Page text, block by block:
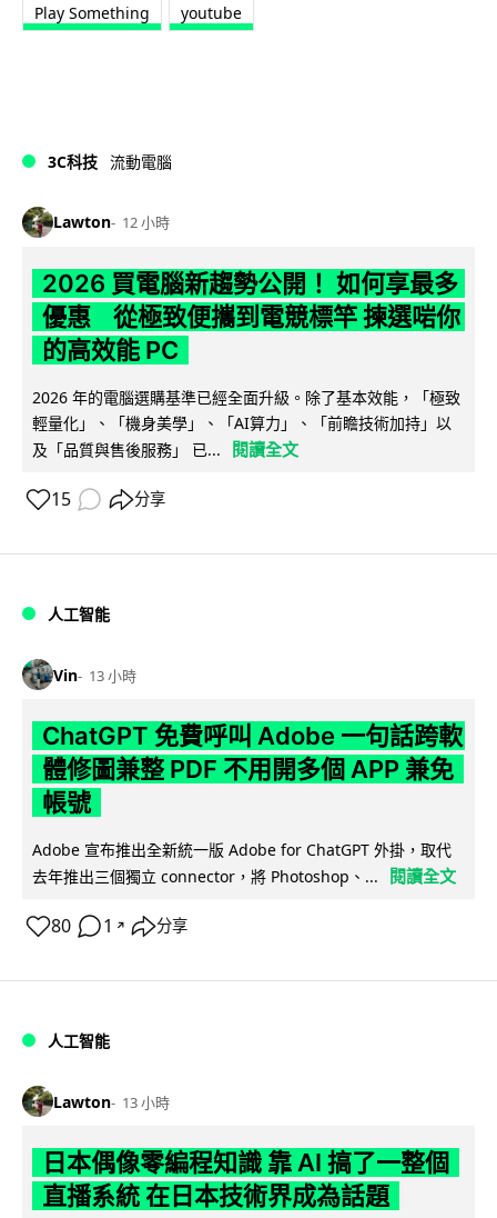
Play Something youtube
3C科技 流動電腦
Lawton 12 小時
2026 買電腦新趨勢公開！ 如何享最多
優惠 從極致便攜到電競標竿 揀選啱你
的高效能 PC
2026 年的電腦選購基準已經全面升級。除了基本效能，「極致
輕量化」、「機身美學」、「AI算力」、「前瞻技術加持」以
及「品質與售後服務」 已...
閱讀全文
15 分享
人工智能
Vin 13 小時
ChatGPT 免費呼叫 Adobe 一句話跨軟
體修圖兼整 PDF 不用開多個 APP 兼免
帳號
Adobe 宣布推出全新統一版 Adobe for ChatGPT 外掛，取代
去年推出三個獨立 connector，將 Photoshop、...
閱讀全文
80 1 ↗ 分享
人工智能
Lawton 13 小時
日本偶像零編程知識 靠 AI 搞了一整個
直播系統 在日本技術界成為話題